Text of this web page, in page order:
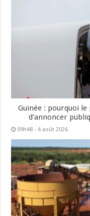
Guinée : pourquoi
d’annoncer
09h48 - 4 août 2026